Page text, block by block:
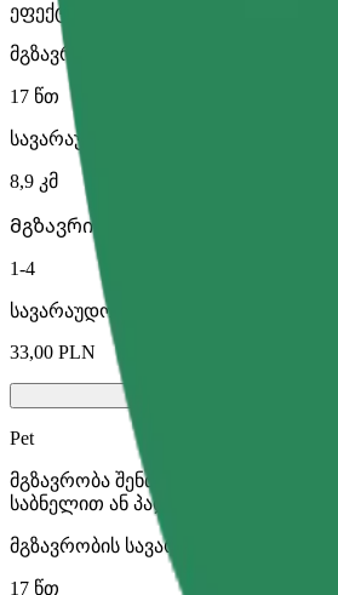
ეფექტური მგზავრობები
მგზავრობის სავარაუდო დრო
17 წთ
სავარაუდო მანძილი
8,9 კმ
Მგზავრი
1-4
სავარაუდო ფასი
33,00 PLN
Pet
მგზავრობა შენთან და შენს
საბნელით ან პადით.
მგზავრობის სავარაუდო დრო
17 წთ